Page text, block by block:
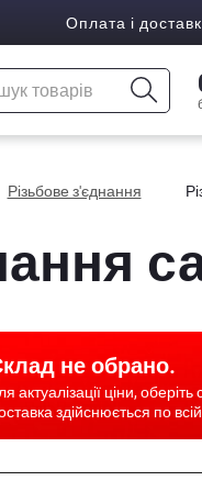
Оплата і
Різьбове з'єднання
не обрано.
актуалізації ціни,
здійснюється по